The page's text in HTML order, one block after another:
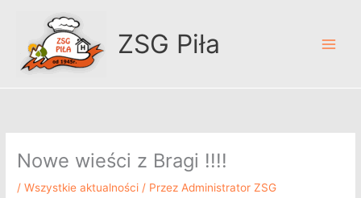
ZSG Piła
Nowe wieści z Bragi !!!!
/Wszystkie aktualności / Przez Administrator ZSG
m